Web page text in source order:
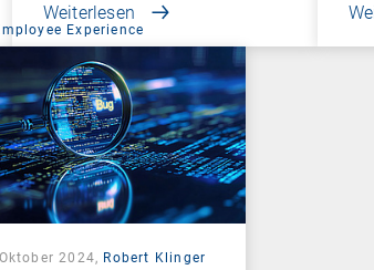
Weiterlesen
Experience
2024, Robert Klinger